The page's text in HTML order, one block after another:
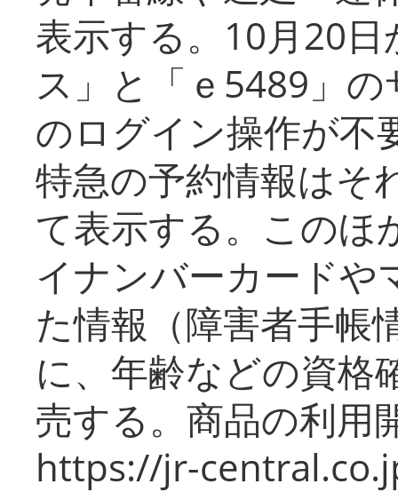
表示する。10月20
ス」と「ｅ5489」
のログイン操作が不
特急の予約情報はそ
て表示する。このほ
イナンバーカードや
た情報（障害者手帳
に、年齢などの資格
売する。商品の利用
https://jr-